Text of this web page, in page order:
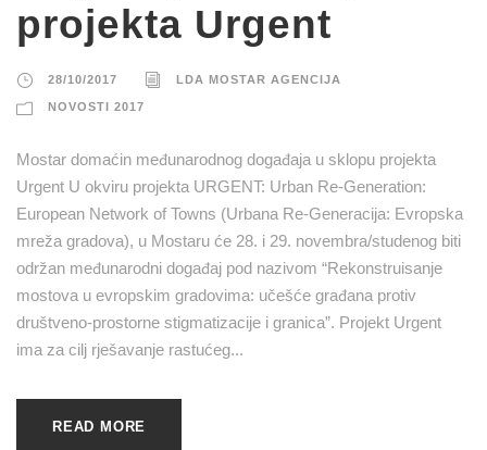
projekta Urgent
28/10/2017 LDA MOSTAR AGENCIJA
NOVOSTI 2017
Mostar domaćin međunarodnog događaja u sklopu projekta
Urgent U okviru projekta URGENT: Urban Re-Generation:
European Network of Towns (Urbana Re-Generacija: Evropska
mreža gradova), u Mostaru će 28. i 29. novembra/studenog biti
održan međunarodni događaj pod nazivom “Rekonstruisanje
mostova u evropskim gradovima: učešće građana protiv
društveno-prostorne stigmatizacije i granica”. Projekt Urgent
ima za cilj rješavanje rastućeg...
READ MORE